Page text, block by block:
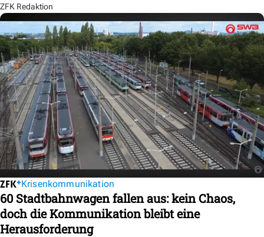
ZFK Redaktion
Krisenkommunikation
60 Stadtbahnwagen fallen aus: kein Chaos,
doch die Kommunikation bleibt eine
Herausforderung